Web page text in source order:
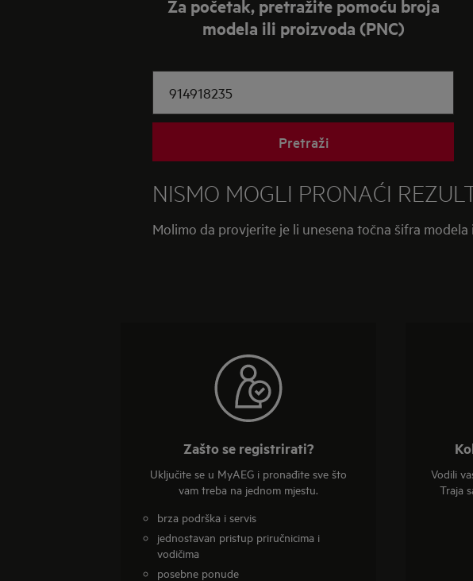
fotografirajte
natpisnu
sliku.
Za početak, pretražite pomoću broja
modela ili proizvoda (PNC)
Pretraži
NISMO MOGLI PRONAĆI
Molimo da provjerite je li unesena točna šifra
Zašto se registrirati?
Uključite se u MyAEG i pronađite sve što
vam treba na jednom mjestu.
brza podrška i servis
jednostavan pristup priručnicima i
vodičima
posebne ponude
Vodili
Traja